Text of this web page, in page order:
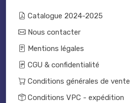
Catalogue 2024-2025
Nous contacter
Mentions légales
CGU & confidentialité
Conditions générales de vente
Conditions VPC - expédition